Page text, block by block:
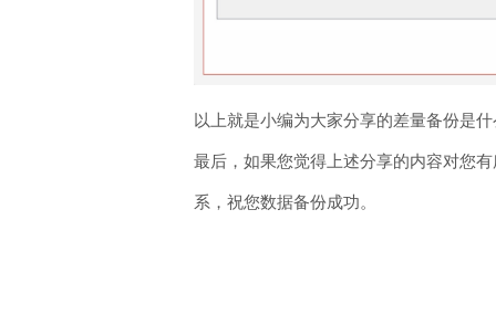
以上就是小编为大家分享的差量备份是
最后，如果您觉得上述分享的内容对您
系，祝您数据备份成功。